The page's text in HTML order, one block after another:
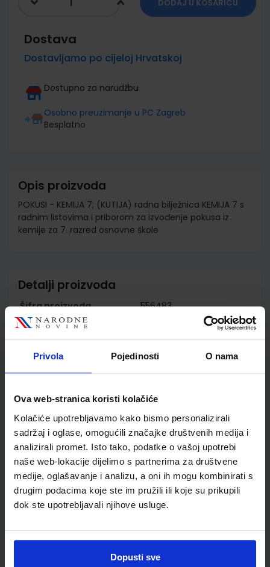
Privola Pojedinosti O nama
Ova web-stranica koristi kolačiće
Kolačiće upotrebljavamo kako bismo personalizirali
sadržaj i oglase, omogućili značajke društvenih medija i
analizirali promet. Isto tako, podatke o vašoj upotrebi
naše web-lokacije dijelimo s partnerima za društvene
medije, oglašavanje i analizu, a oni ih mogu kombinirati s
drugim podacima koje ste im pružili ili koje su prikupili
dok ste upotrebljavali njihove usluge.
Dopusti sve
DODAJ U KOŠARICU
Dostava
Dostavljamo po cijeloj Hrvatskoj
Dostupno za narudžbu
Osobno preuzimanje u PC Zagreb
Besplatno
Opis proizvoda
POKUSI - KEMIJA 7; (KUTIJA) radna bilježnica KEMIJA 7 s
radnim listovima i priborom za izvođenje pokusa iz
kemije za 7. razred osnovne škole
Detalji proizvoda
Šifra proizvoda
556483
Jedinična mjera
Nakladnik
ŠKOLSKA KNJIGA d.d.
Autor
Lukić Marić Zerdum Varga
Školski razred
07 7.RAZRED OŠ
Vrsta školske knjige
RB S RAD.MATERIJALOM
Vrsta škole
1 OSNOVNA
Nastavni predmet
KEMIJA
Reg br min
6091-DOM2